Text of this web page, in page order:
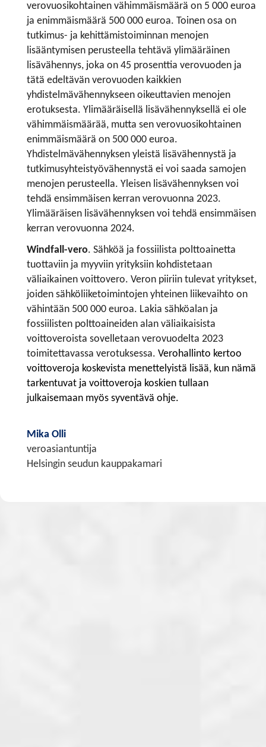
verovuosikohtainen vähimmäismäärä on 5 000 euroa
ja enimmäismäärä 500 000 euroa. Toinen osa on
tutkimus- ja kehittämistoiminnan menojen
lisääntymisen perusteella tehtävä ylimääräinen
lisävähennys, joka on 45 prosenttia verovuoden ja
tätä edeltävän verovuoden kaikkien
yhdistelmävähennykseen oikeuttavien menojen
erotuksesta. Ylimääräisellä lisävähennyksellä ei ole
vähimmäismäärää, mutta sen verovuosikohtainen
enimmäismäärä on 500 000 euroa.
Yhdistelmävähennyksen yleistä lisävähennystä ja
tutkimusyhteistyövähennystä ei voi saada samojen
menojen perusteella. Yleisen lisävähennyksen voi
tehdä ensimmäisen kerran verovuonna 2023.
Ylimääräisen lisävähennyksen voi tehdä ensimmäisen
kerran verovuonna 2024.
Windfall-vero. Sähköä ja fossiilista polttoainetta
tuottaviin ja myyviin yrityksiin kohdistetaan
väliaikainen voittovero. Veron piiriin tulevat yritykset,
joiden sähköliiketoimintojen yhteinen liikevaihto on
vähintään 500 000 euroa. Lakia sähköalan ja
fossiilisten polttoaineiden alan väliaikaisista
voittoveroista sovelletaan verovuodelta 2023
toimitettavassa verotuksessa. Verohallinto kertoo
voittoveroja koskevista menettelyistä lisää, kun nämä
tarkentuvat ja voittoveroja koskien tullaan
julkaisemaan myös syventävä ohje.
Mika Olli
veroasiantuntija
Helsingin seudun kauppakamari